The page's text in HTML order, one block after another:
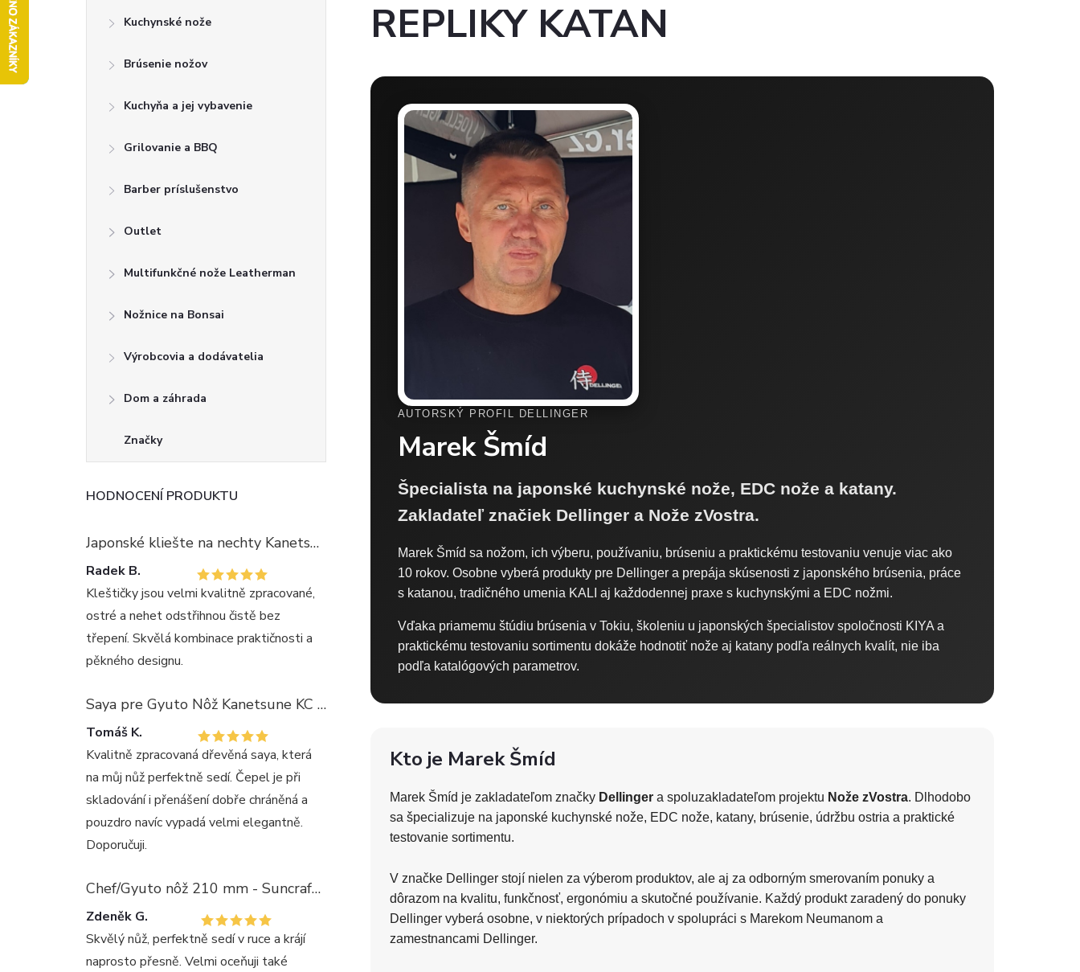
Kuchynské nože
Brúsenie nožov
Kuchyňa a jej vybavenie
Grilovanie a BBQ
Barber príslušenstvo
Outlet
Multifunkčné nože Leatherman
Nožnice na Bonsai
Výrobcovia a dodávatelia
Dom a záhrada
Značky
HODNOCENÍ PRODUKTU
Japonské kliešte na nechty Kanetsune KC-056 KUMADORI
Radek B.
Kleštičky jsou velmi kvalitně zpracované,
ostré a nehet odstřihnou čistě bez
třepení. Skvělá kombinace praktičnosti a
pěkného designu.
Saya pre Gyuto Nôž Kanetsune KC Séria - Drevená, 240 mm
Tomáš K.
Kvalitně zpracovaná dřevěná saya, která
na můj nůž perfektně sedí. Čepel je při
skladování i přenášení dobře chráněná a
pouzdro navíc vypadá velmi elegantně.
Doporučuji.
Chef/Gyuto nôž 210 mm - Suncraft SENZO PROFESSIONAL SG2 Prášková oceľ
Zdeněk G.
Skvělý nůž, perfektně sedí v ruce a krájí
naprosto přesně. Velmi oceňuji také
REPLIKY KATAN
AUTORSKÝ PROFIL DELLINGER
Marek Šmíd
Špecialista na japonské kuchynské nože, EDC nože a katany.
Zakladateľ značiek Dellinger a Nože zVostra.
Marek Šmíd sa nožom, ich výberu, používaniu, brúseniu a praktickému testovaniu venuje viac ako
10 rokov. Osobne vyberá produkty pre Dellinger a prepája skúsenosti z japonského brúsenia, práce
s katanou, tradičného umenia KALI aj každodennej praxe s kuchynskými a EDC nožmi.
Vďaka priamemu štúdiu brúsenia v Tokiu, školeniu u japonských špecialistov spoločnosti KIYA a
praktickému testovaniu sortimentu dokáže hodnotiť nože aj katany podľa reálnych kvalít, nie iba
podľa katalógových parametrov.
Kto je Marek Šmíd
Marek Šmíd je zakladateľom značky Dellingera spoluzakladateľom projektu Nože zVostra. Dlhodobo
sa špecializuje na japonské kuchynské nože, EDC nože, katany, brúsenie, údržbu ostria a praktické
testovanie sortimentu.
V značke Dellinger stojí nielen za výberom produktov, ale aj za odborným smerovaním ponuky a
dôrazom na kvalitu, funkčnosť, ergonómiu a skutočné používanie. Každý produkt zaradený do ponuky
Dellinger vyberá osobne, v niektorých prípadoch v spolupráci s Marekom Neumanom a
zamestnancami Dellinger.